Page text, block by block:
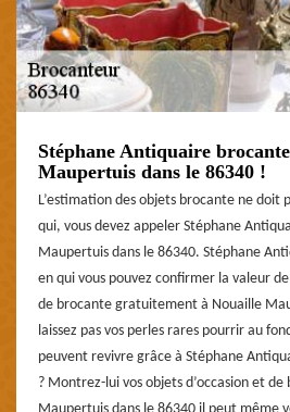
Stéphane Antiquaire
Maupertuis dans le 86340 !
L’estimation des objets brocante ne doit
qui, vous devez appeler Stéphane
Maupertuis dans le 86340. Stéphane
en qui vous pouvez confirmer la valeur
de brocante gratuitement à Nouaille
laissez pas vos perles rares pourrir au
peuvent revivre grâce à Stéphane
? Montrez-lui vos objets d’occasion et